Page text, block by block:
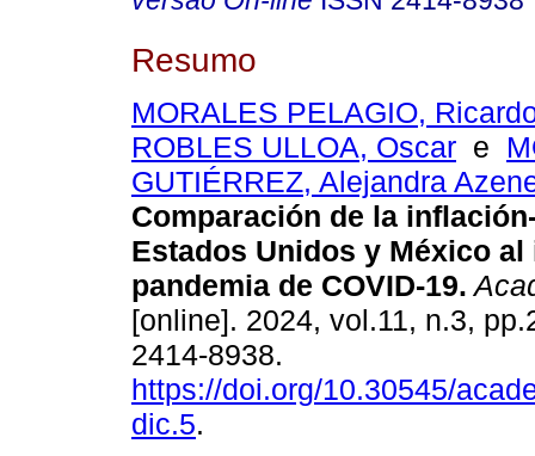
Resumo
MORALES PELAGIO,
ROBLES ULLOA, Oscar e
GUTIÉRREZ, Alejandra
Comparación de la
Estados Unidos y México
pandemia de COVID-19.
[online]. 2024, vol.11, n.3,
2414-8938.
https://doi.org/10.30545/
dic.5.